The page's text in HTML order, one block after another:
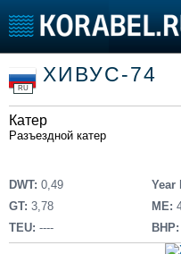
Тип судна
Добавить судно
Добавить проект
Последние 100
Пульс
Новости
Компании
Репутация
RU
ХИВУС-74
Катер
Разъездной катер
DWT: 0,49
GT: 3,78
TEU: ----
Year
ME:
BHP: